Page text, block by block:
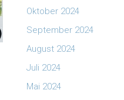
Oktober 2024
September 2024
August 2024
Juli 2024
Mai 2024